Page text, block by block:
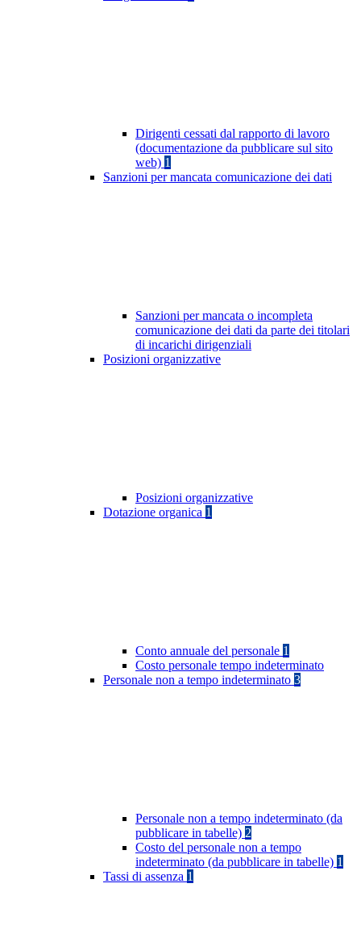
Dirigenti cessati dal rapporto di lavoro
(documentazione da pubblicare sul sito
web) 1
Sanzioni per mancata comunicazione dei dati
Sanzioni per mancata o incompleta
comunicazione dei dati da parte dei titolari
di incarichi dirigenziali
Posizioni organizzative
Posizioni organizzative
Dotazione organica 1
Conto annuale del personale 1
Costo personale tempo indeterminato
Personale non a tempo indeterminato 3
Personale non a tempo indeterminato (da
pubblicare in tabelle) 2
Costo del personale non a tempo
indeterminato (da pubblicare in tabelle) 1
Tassi di assenza 1